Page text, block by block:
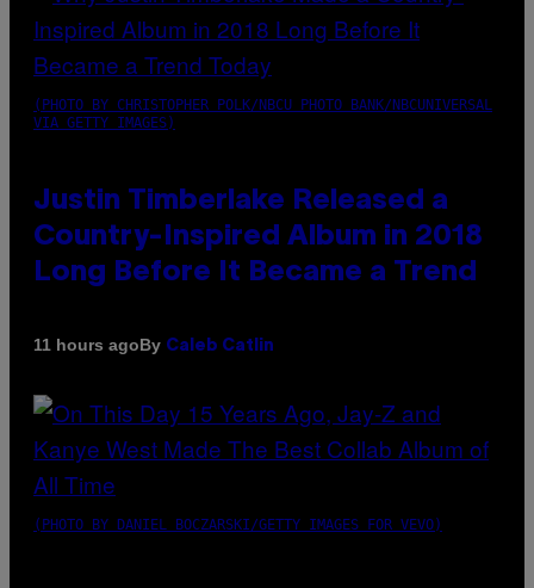
(PHOTO BY CHRISTOPHER POLK/NBCU PHOTO BANK/NBCUNIVERSAL
VIA GETTY IMAGES)
Justin Timberlake Released a
Country-Inspired Album in 2018
Long Before It Became a Trend
11 hours agoBy Caleb Catlin
(PHOTO BY DANIEL BOCZARSKI/GETTY IMAGES FOR VEVO)